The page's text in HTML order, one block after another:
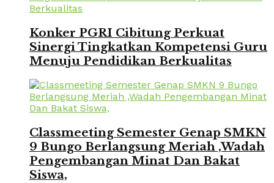
Konker PGRI Cibitung Perkuat
Sinergi Tingkatkan Kompetensi Guru
Menuju Pendidikan Berkualitas
Classmeeting Semester Genap SMKN
9 Bungo Berlangsung Meriah ,Wadah
Pengembangan Minat Dan Bakat
Siswa,